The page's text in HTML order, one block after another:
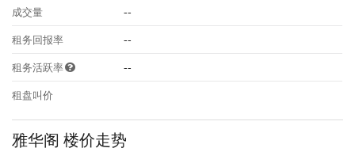
成交量 --
租务回报率 --
租务活跃率 --
租盘叫价
雅华阁 楼价走势